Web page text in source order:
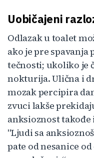
Uobičajeni
Odlazak u toalet
ako je pre
tečnosti; ukoliko je
nokturija. Ulična i
mozak percipira
zvuci lakše
anksioznost takođe
"Ljudi sa
pate od nesanice